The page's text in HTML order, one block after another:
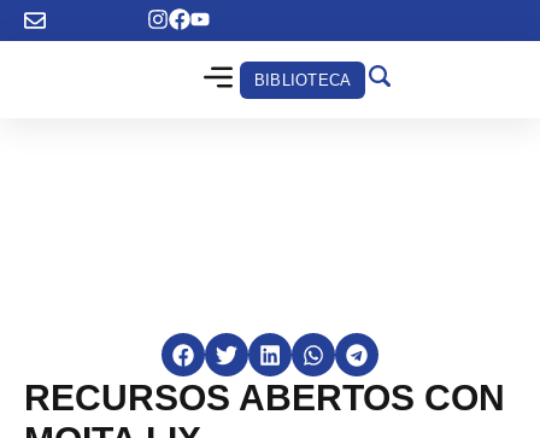
BIBLIOTECA
RECURSOS ABERTOS CON